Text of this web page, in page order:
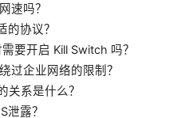
速吗？
的协议？
要开启 Kill Switch 吗？
过企业网络的限制？
关系是什么？
泄露？